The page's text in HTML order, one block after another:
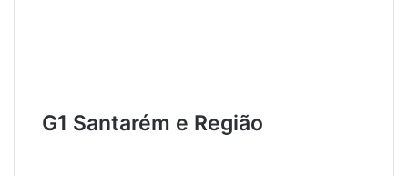
G1 Santarém e Região